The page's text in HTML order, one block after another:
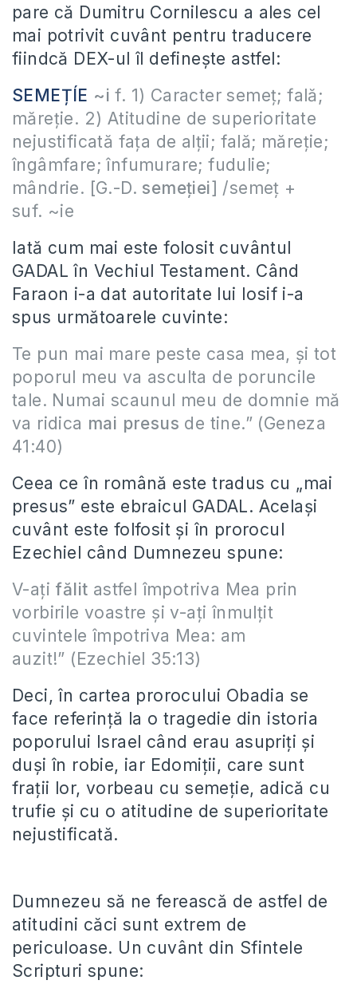
pare că Dumitru Cornilescu a ales cel
mai potrivit cuvânt pentru traducere
fiindcă DEX-ul îl definește astfel:
SEMEȚÍE ~i f. 1) Caracter semeț; fală;
măreție. 2) Atitudine de superioritate
nejustificată fața de alții; fală; măreție;
îngâmfare; înfumurare; fudulie;
mândrie. [G.-D. semeției] /semeț +
suf. ~ie
Iată cum mai este folosit cuvântul
GADAL în Vechiul Testament. Când
Faraon i-a dat autoritate lui Iosif i-a
spus următoarele cuvinte:
Te pun mai mare peste casa mea, şi tot
poporul meu va asculta de poruncile
tale. Numai scaunul meu de domnie mă
va ridica mai presus de tine.” (Geneza
41:40)
Ceea ce în română este tradus cu „mai
presus” este ebraicul GADAL. Același
cuvânt este folfosit și în prorocul
Ezechiel când Dumnezeu spune:
V-aţi fălit astfel împotriva Mea prin
vorbirile voastre şi v-aţi înmulţit
cuvintele împotriva Mea: am
auzit!” (Ezechiel 35:13)
Deci, în cartea prorocului Obadia se
face referință la o tragedie din istoria
poporului Israel când erau asupriți și
duși în robie, iar Edomiții, care sunt
frații lor, vorbeau cu semeție, adică cu
trufie și cu o atitudine de superioritate
nejustificată.
Dumnezeu să ne ferească de astfel de
atitudini căci sunt extrem de
periculoase. Un cuvânt din Sfintele
Scripturi spune: